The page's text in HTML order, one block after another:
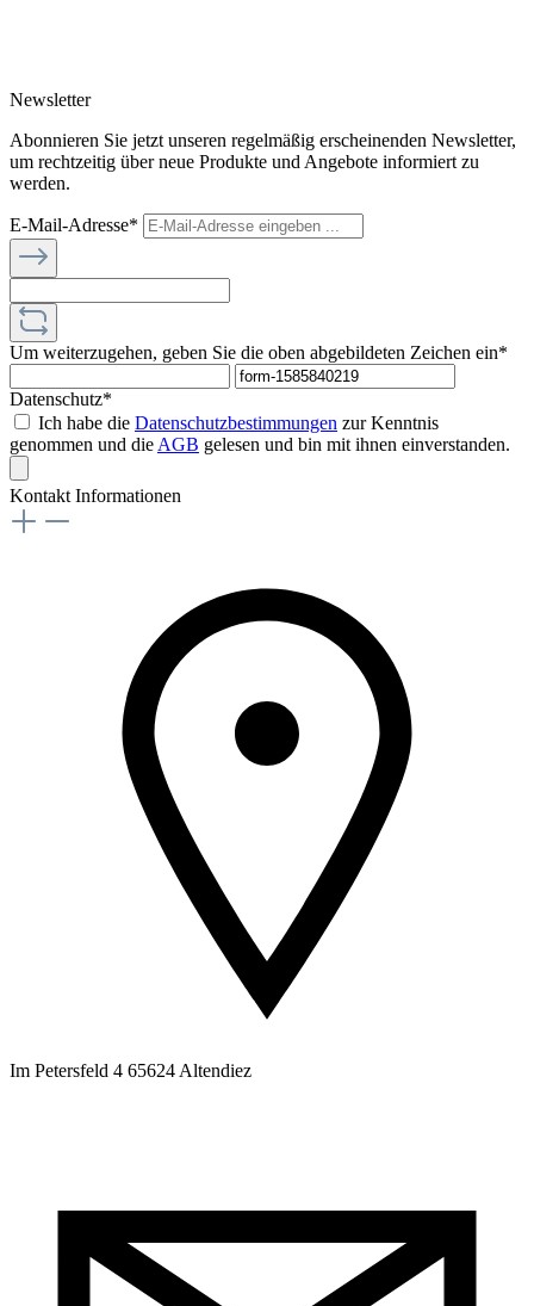
Newsletter
Abonnieren Sie jetzt unseren regelmäßig erscheinenden Newsletter,
um rechtzeitig über neue Produkte und Angebote informiert zu
werden.
E-Mail-Adresse*
Um weiterzugehen, geben Sie die oben abgebildeten Zeichen ein*
Datenschutz*
Ich habe die Datenschutzbestimmungen zur Kenntnis
genommen und die AGB gelesen und bin mit ihnen einverstanden.
Kontakt Informationen
Im Petersfeld 4 65624 Altendiez